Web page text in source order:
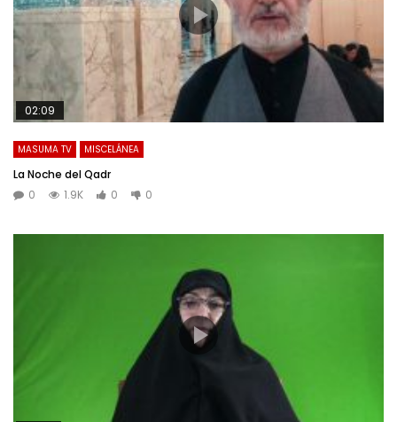
02:09
MASUMA TV MISCELÁNEA
La Noche del Qadr
0
1.9K 0 0